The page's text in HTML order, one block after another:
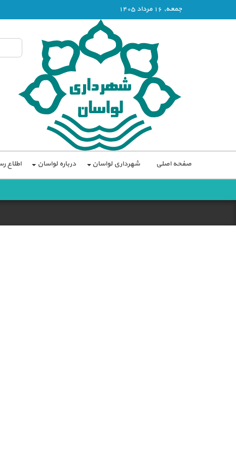
جمعه, 16 مرداد 1405
صفحه اصلی شهرداری لواسان درباره لواسان اطلاع